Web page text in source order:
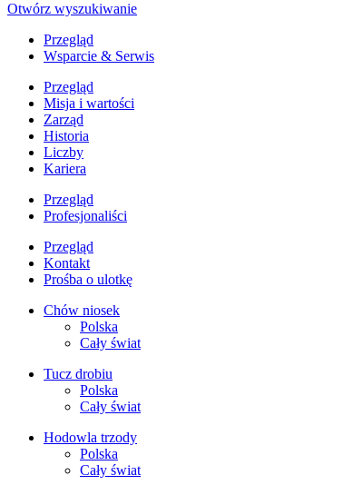
Otwórz wyszukiwanie
Przegląd
Wsparcie & Serwis
Przegląd
Misja i wartości
Zarząd
Historia
Liczby
Kariera
Przegląd
Profesjonaliści
Przegląd
Kontakt
Prośba o ulotkę
Chów niosek
Polska
Cały świat
Tucz drobiu
Polska
Cały świat
Hodowla trzody
Polska
Cały świat